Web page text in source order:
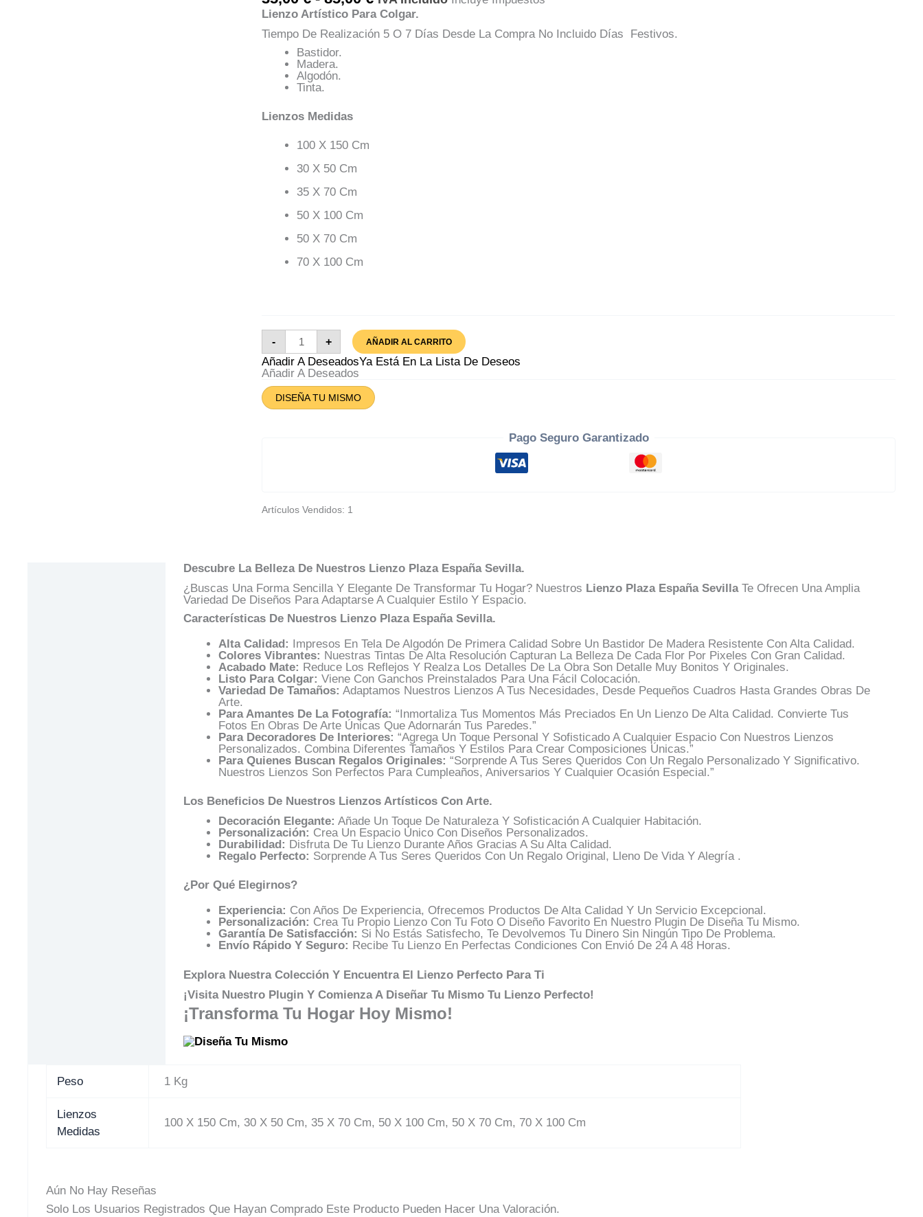
De
Precios:
Desde
Lienzo Artístico Para Colgar.
Tiempo De Realización 5 O 7 Días Desde La Compra No Incluido Días Festivos.
Bastidor.
Madera.
Algodón.
Tinta.
Lienzos Medidas
100 X 150 Cm
30 X 50 Cm
35 X 70 Cm
50 X 100 Cm
50 X 70 Cm
70 X 100 Cm
-
Lienzo
Plaza
España
Sevilla
+ AÑADIR AL CARRITO
Añadir A DeseadosYa Está En La Lista De Deseos
Añadir A Deseados
DISEÑA TU MISMO
Pago Seguro Garantizado
Artículos Vendidos: 1
Descubre La Belleza De Nuestros Lienzo Plaza España Sevilla.
¿Buscas Una Forma Sencilla Y Elegante De Transformar Tu Hogar? Nuestros Lienzo Plaza España SevillaTe Ofrecen Una Amplia
Variedad De Diseños Para Adaptarse A Cualquier Estilo Y Espacio.
Características De Nuestros Lienzo Plaza España Sevilla.
Alta Calidad: Impresos En Tela De Algodón De Primera Calidad Sobre Un Bastidor De Madera Resistente Con Alta Calidad.
Colores Vibrantes: Nuestras Tintas De Alta Resolución Capturan La Belleza De Cada Flor Por Pixeles Con Gran Calidad.
Acabado Mate: Reduce Los Reflejos Y Realza Los Detalles De La Obra Son Detalle Muy Bonitos Y Originales.
Listo Para Colgar: Viene Con Ganchos Preinstalados Para Una Fácil Colocación.
Variedad De Tamaños: Adaptamos Nuestros Lienzos A Tus Necesidades, Desde Pequeños Cuadros Hasta Grandes Obras De
Arte.
Para Amantes De La Fotografía: “Inmortaliza Tus Momentos Más Preciados En Un Lienzo De Alta Calidad. Convierte Tus
Fotos En Obras De Arte Únicas Que Adornarán Tus Paredes.”
Para Decoradores De Interiores: “Agrega Un Toque Personal Y Sofisticado A Cualquier Espacio Con Nuestros Lienzos
Personalizados. Combina Diferentes Tamaños Y Estilos Para Crear Composiciones Únicas.”
Para Quienes Buscan Regalos Originales: “Sorprende A Tus Seres Queridos Con Un Regalo Personalizado Y Significativo.
Nuestros Lienzos Son Perfectos Para Cumpleaños, Aniversarios Y Cualquier Ocasión Especial.”
Los Beneficios De Nuestros Lienzos Artísticos Con Arte.
Decoración Elegante: Añade Un Toque De Naturaleza Y Sofisticación A Cualquier Habitación.
Personalización: Crea Un Espacio Único Con Diseños Personalizados.
Durabilidad: Disfruta De Tu Lienzo Durante Años Gracias A Su Alta Calidad.
Regalo Perfecto: Sorprende A Tus Seres Queridos Con Un Regalo Original, Lleno De Vida Y Alegría .
¿Por Qué Elegirnos?
Experiencia: Con Años De Experiencia, Ofrecemos Productos De Alta Calidad Y Un Servicio Excepcional.
Personalización: Crea Tu Propio Lienzo Con Tu Foto O Diseño Favorito En Nuestro Plugin De Diseña Tu Mismo.
Garantía De Satisfacción: Si No Estás Satisfecho, Te Devolvemos Tu Dinero Sin Ningún Tipo De Problema.
Envío Rápido Y Seguro: Recibe Tu Lienzo En Perfectas Condiciones Con Envió De 24 A 48 Horas.
Explora Nuestra Colección Y Encuentra El Lienzo Perfecto Para Ti
¡Visita Nuestro Plugin Y Comienza A Diseñar Tu Mismo Tu Lienzo Perfecto!
¡Transforma Tu Hogar Hoy Mismo!
Peso 1 Kg
Lienzos
Medidas
100 X 150 Cm, 30 X 50 Cm, 35 X 70 Cm, 50 X 100 Cm, 50 X 70 Cm, 70 X 100 Cm
Aún No Hay Reseñas
Solo Los Usuarios Registrados Que Hayan Comprado Este Producto Pueden Hacer Una Valoración.